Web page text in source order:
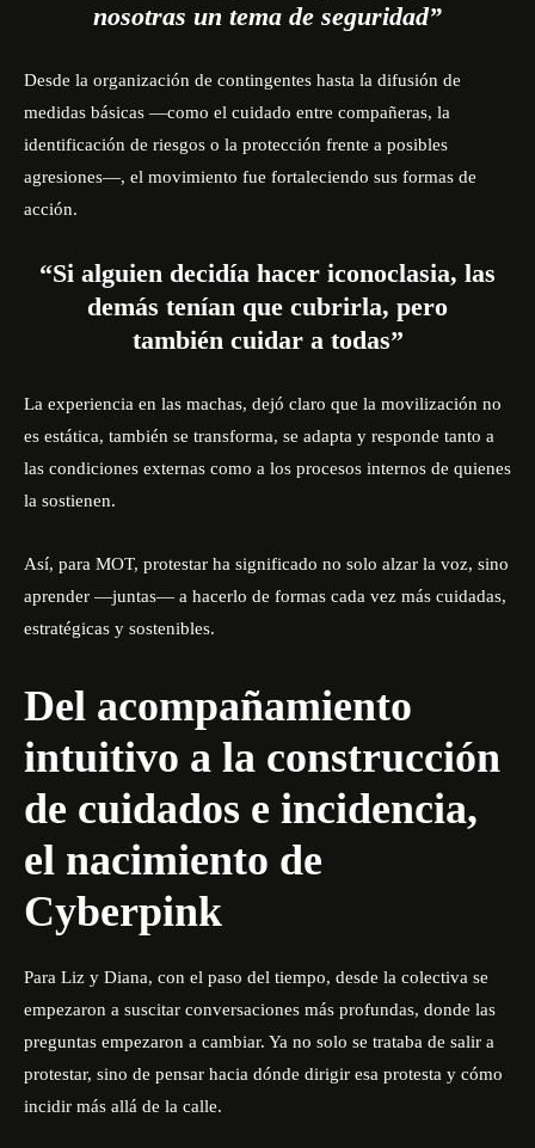
nosotras un tema de seguridad”
Desde la organización de contingentes hasta la difusión de
medidas básicas —como el cuidado entre compañeras, la
identificación de riesgos o la protección frente a posibles
agresiones—, el movimiento fue fortaleciendo sus formas de
acción.
“Si alguien decidía hacer iconoclasia, las
demás tenían que cubrirla, pero
también cuidar a todas”
La experiencia en las machas, dejó claro que la movilización no
es estática, también se transforma, se adapta y responde tanto a
las condiciones externas como a los procesos internos de quienes
la sostienen.
Así, para MOT, protestar ha significado no solo alzar la voz, sino
aprender —juntas— a hacerlo de formas cada vez más cuidadas,
estratégicas y sostenibles.
Del acompañamiento
intuitivo a la construcción
de cuidados e incidencia,
el nacimiento de
Cyberpink
Para Liz y Diana, con el paso del tiempo, desde la colectiva se
empezaron a suscitar conversaciones más profundas, donde las
preguntas empezaron a cambiar. Ya no solo se trataba de salir a
protestar, sino de pensar hacia dónde dirigir esa protesta y cómo
incidir más allá de la calle.